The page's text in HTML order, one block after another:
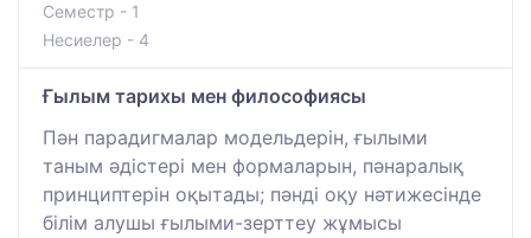
Семестр - 1
Несиелер - 4
Ғылым тарихы мен философиясы
Пән парадигмалар модельдерін, ғылыми
таным әдістері мен формаларын, пәнаралық
принциптерін оқытады; пәнді оқу нәтижесінде
білім алушы ғылыми-зерттеу жұмысы